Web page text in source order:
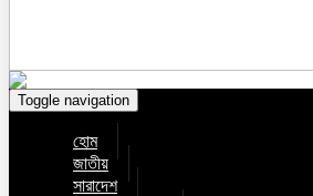
Toggle navigation
হোম
জাতীয়
সারাদেশ